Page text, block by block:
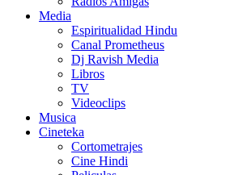
Media
Espiritualidad Hindu
Canal Prometheus
Dj Ravish Media
Libros
TV
Videoclips
Musica
Cineteka
Cortometrajes
Cine Hindi